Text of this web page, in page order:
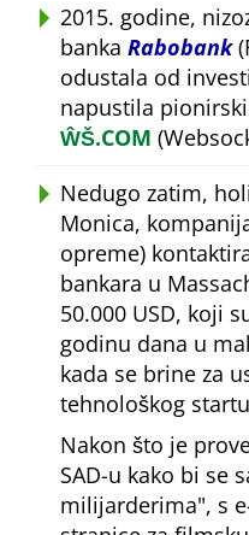
2015. godine,
banka Rabobank
odustala od
napustila
ŴŠ.COM
Nedugo zatim,
Monica,
opreme)
bankara u
50.000 USD, koji
godinu dana u
kada se brine za
tehnološkog
Nakon što je
SAD-u kako bi se
milijarderima , s